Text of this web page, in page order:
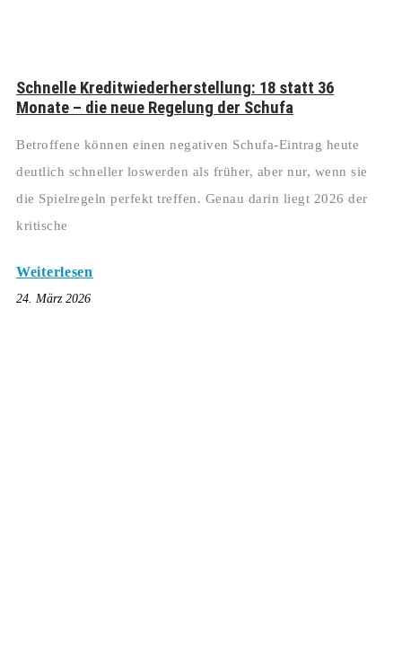
Schnelle Kreditwiederherstellung: 18 statt 36
Monate – die neue Regelung der Schufa
Betroffene können einen negativen Schufa-Eintrag heute
deutlich schneller loswerden als früher, aber nur, wenn sie
die Spielregeln perfekt treffen. Genau darin liegt 2026 der
kritische
Weiterlesen
24. März 2026